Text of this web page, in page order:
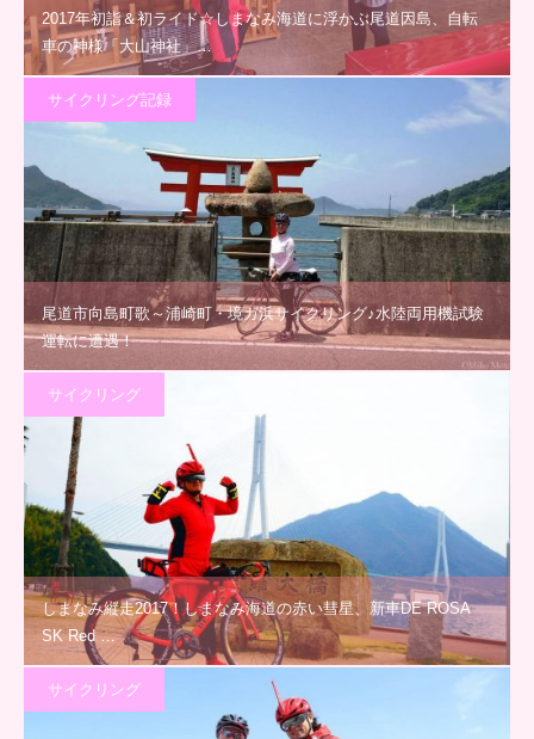
2017年初詣＆初ライド☆しまなみ海道に浮かぶ尾道因島、自転
車の神様「大山神社」…
サイクリング記録
尾道市向島町歌～浦崎町・境ガ浜サイクリング♪水陸両用機試験
運転に遭遇！
サイクリング
しまなみ縦走2017！しまなみ海道の赤い彗星、新車DE ROSA
SK Red …
サイクリング